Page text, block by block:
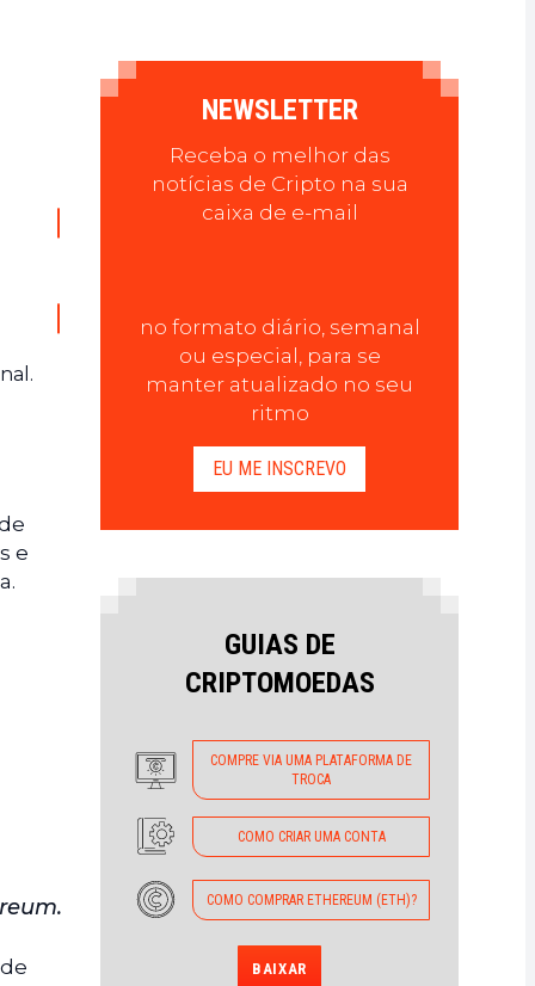
e
NEWSLETTER
Receba o melhor das
notícias de Cripto na sua
caixa de e-mail
no formato diário, semanal
ou especial, para se
manter atualizado no seu
ritmo
EU ME INSCREVO
GUIAS DE
CRIPTOMOEDAS
COMPRE VIA UMA PLATAFORMA DE
TROCA
COMO CRIAR UMA CONTA
COMO COMPRAR ETHEREUM (ETH)?
BAIXAR